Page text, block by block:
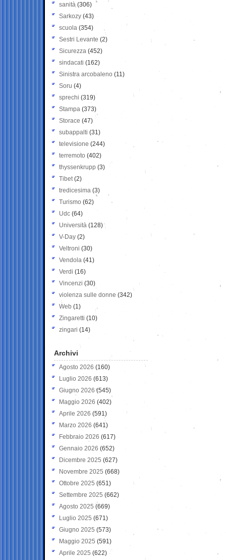
sanità (306)
Sarkozy (43)
scuola (354)
Sestri Levante (2)
Sicurezza (452)
sindacati (162)
Sinistra arcobaleno (11)
Soru (4)
sprechi (319)
Stampa (373)
Storace (47)
subappalti (31)
televisione(244)
terremoto (402)
thyssenkrupp (3)
Tibet(2)
tredicesima (3)
Turismo (62)
Udc (64)
Università (128)
V-Day (2)
Veltroni (30)
Vendola (41)
Verdi (16)
Vincenzi (30)
violenza sulle donne (342)
Web (1)
Zingaretti (10)
zingari (14)
Archivi
Agosto 2026 (160)
Luglio 2026 (613)
Giugno 2026 (545)
Maggio 2026 (402)
Aprile 2026 (591)
Marzo 2026 (641)
Febbraio 2026 (617)
Gennaio 2026 (652)
Dicembre 2025 (627)
Novembre 2025 (668)
Ottobre 2025 (651)
Settembre 2025 (662)
Agosto 2025 (669)
Luglio 2025 (671)
Giugno 2025 (573)
Maggio 2025 (591)
Aprile 2025 (622)